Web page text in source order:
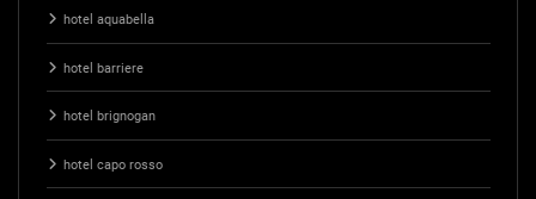
hotel aquabella
hotel barriere
hotel brignogan
hotel capo rosso